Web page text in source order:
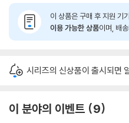
이 상품은 구매 후 지원 기
이용 가능한 상품이며, 배
시리즈의 신상품이 출시되면
이 분야의 이벤트 9